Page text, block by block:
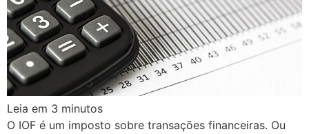
Leia em 3 minutos
O IOF é um imposto sobre transações financeiras. Ou